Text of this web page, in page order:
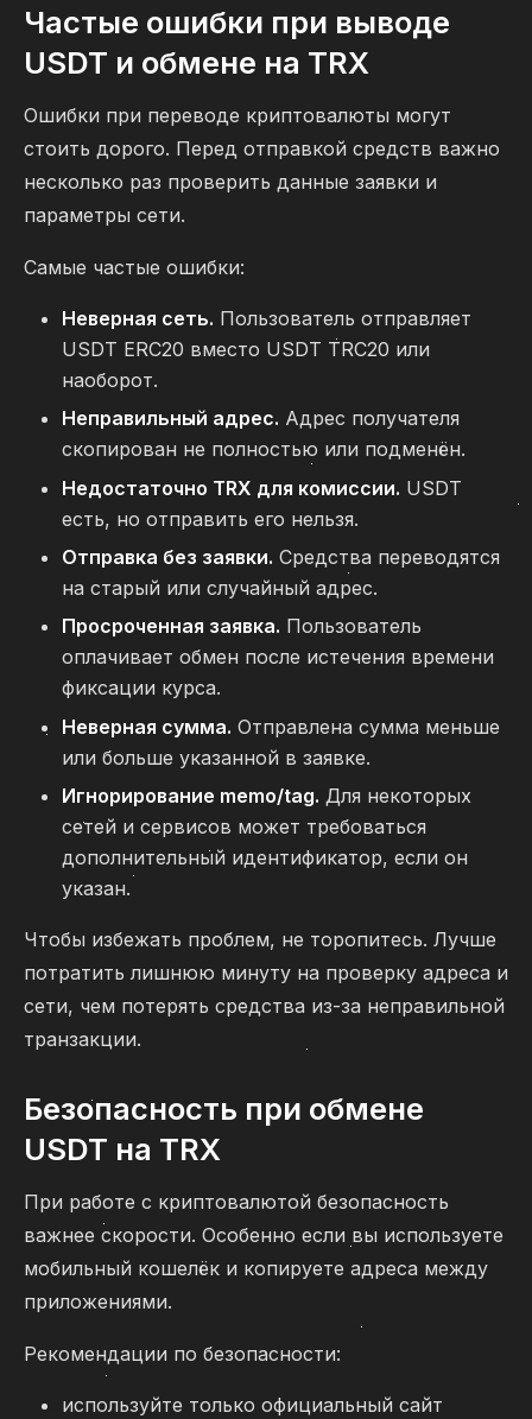
Частые ошибки при выводе
USDT и обмене на TRX
Ошибки при переводе криптовалюты могут
стоить дорого. Перед отправкой средств важно
несколько раз проверить данные заявки и
параметры сети.
Самые частые ошибки:
Неверная сеть. Пользователь отправляет
USDT ERC20 вместо USDT TRC20 или
наоборот.
Неправильный адрес. Адрес получателя
скопирован не полностью или подменён.
Недостаточно TRX для комиссии. USDT
есть, но отправить его нельзя.
Отправка без заявки. Средства переводятся
на старый или случайный адрес.
Просроченная заявка. Пользователь
оплачивает обмен после истечения времени
фиксации курса.
Неверная сумма. Отправлена сумма меньше
или больше указанной в заявке.
Игнорирование memo/tag. Для некоторых
сетей и сервисов может требоваться
дополнительный идентификатор, если он
указан.
Чтобы избежать проблем, не торопитесь. Лучше
потратить лишнюю минуту на проверку адреса и
сети, чем потерять средства из-за неправильной
транзакции.
Безопасность при обмене
USDT на TRX
При работе с криптовалютой безопасность
важнее скорости. Особенно если вы используете
мобильный кошелёк и копируете адреса между
приложениями.
Рекомендации по безопасности:
используйте только официальный сайт